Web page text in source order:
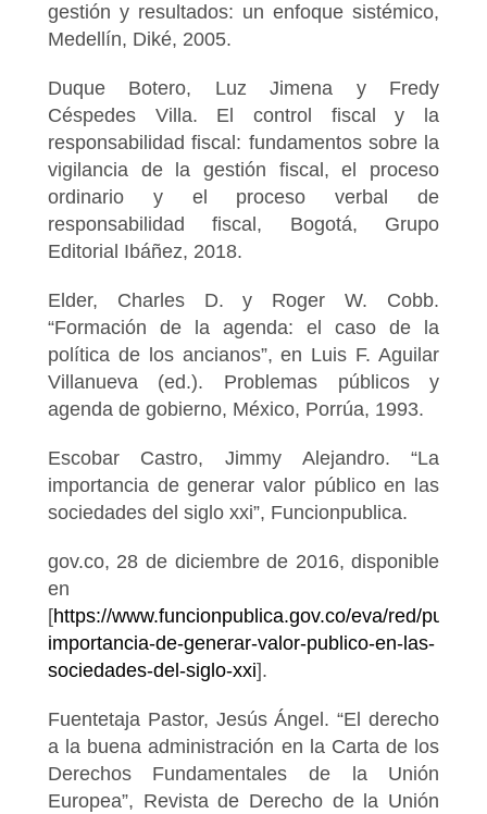
gestión y resultados: un enfoque sistémico,
Medellín, Diké, 2005.
Duque Botero, Luz Jimena y Fredy
Céspedes Villa. El control fiscal y la
responsabilidad fiscal: fundamentos sobre la
vigilancia de la gestión fiscal, el proceso
ordinario y el proceso verbal de
responsabilidad fiscal, Bogotá, Grupo
Editorial Ibáñez, 2018.
Elder, Charles D. y Roger W. Cobb.
“Formación de la agenda: el caso de la
política de los ancianos”, en Luis F. Aguilar
Villanueva (ed.). Problemas públicos y
agenda de gobierno, México, Porrúa, 1993.
Escobar Castro, Jimmy Alejandro. “La
importancia de generar valor público en las
sociedades del siglo xxi”, Funcionpublica.
gov.co, 28 de diciembre de 2016, disponible
en
[https://www.funcionpublica.gov.co/eva/red/
importancia-de-generar-valor-publico-en-las-
sociedades-del-siglo-xxi].
Fuentetaja Pastor, Jesús Ángel. “El derecho
a la buena administración en la Carta de los
Derechos Fundamentales de la Unión
Europea”, Revista de Derecho de la Unión